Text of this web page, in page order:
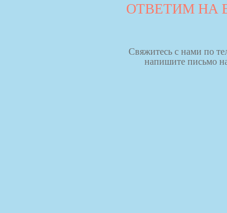
ОТВЕТИМ НА
Свяжитесь с нами по
напишите письмо